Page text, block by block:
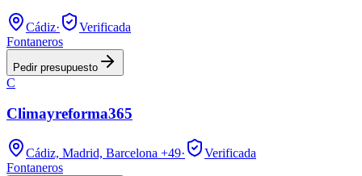
Cádiz·
Verificada
Fontaneros
Pedir presupuesto
C
Climayreforma365
Cádiz, Madrid, Barcelona +49·
Verificada
Fontaneros